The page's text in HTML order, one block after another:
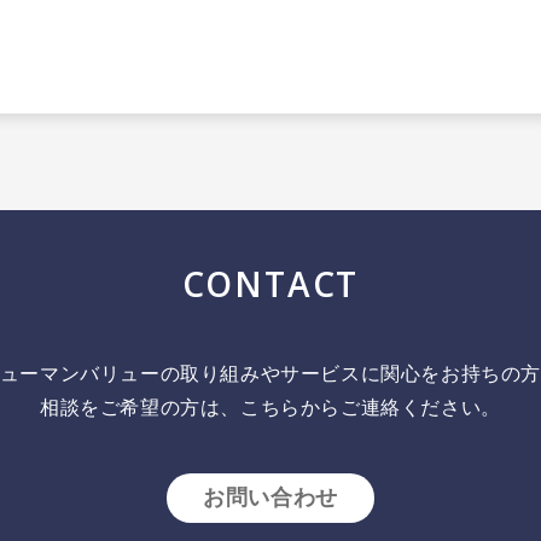
CONTACT
ーマンバリューの取り組みやサービスに関心をお持ちの
相談をご希望の方は、こちらからご連絡ください。
お問い合わせ